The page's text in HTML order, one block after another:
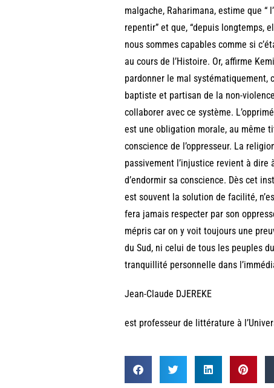
malgache, Raharimana, estime que “
repentir” et que, “depuis longtemps,
nous sommes capables comme si
au cours de l’Histoire. Or, affirme
pardonner le mal systématiquement,
baptiste et partisan de la non-
collaborer avec ce système.
est une obligation morale, au même
conscience de l’oppresseur. La
passivement l’injustice revient à dire
d’endormir sa conscience. Dès cet
est souvent la solution de facilité,
fera jamais respecter par son
mépris car on y voit toujours une
du Sud, ni celui de tous les peuples
tranquillité personnelle dans
Jean-Claude DJEREKE
est professeur de littérature à